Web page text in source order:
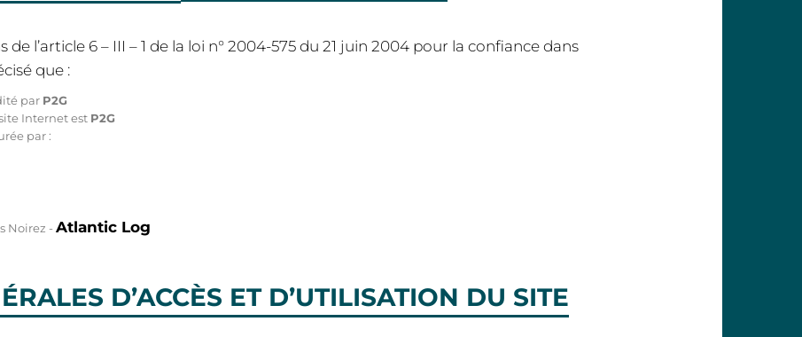
l’article 6 – III – 1 de la loi n° 2004-575 du 21 juin 2004 pour la confiance dans
que :
par P2G
Internet est P2G
par :
Noirez - Atlantic Log
D’ACCÈS ET D’UTILISATION DU SITE